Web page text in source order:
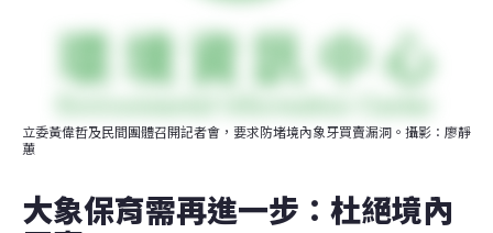
立委黃偉哲及民間團體召開記者會，要求防堵境內象牙買賣漏洞。攝影：廖靜
蕙
大象保育需再進一步：杜絕境內